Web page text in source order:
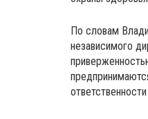
По словам
независимого
ответственности